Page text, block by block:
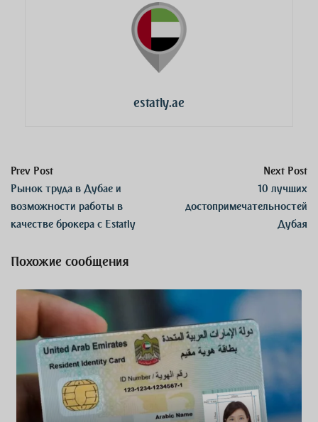
estatly.ae
Prev Post
Рынок труда в Дубае и
возможности работы в
качестве брокера с Estatly
Next Post
10 лучших
достопримечательностей
Дубая
Похожие сообщения